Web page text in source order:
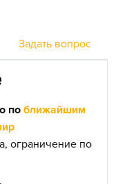
Задать вопрос
поближайшим
ограничение по